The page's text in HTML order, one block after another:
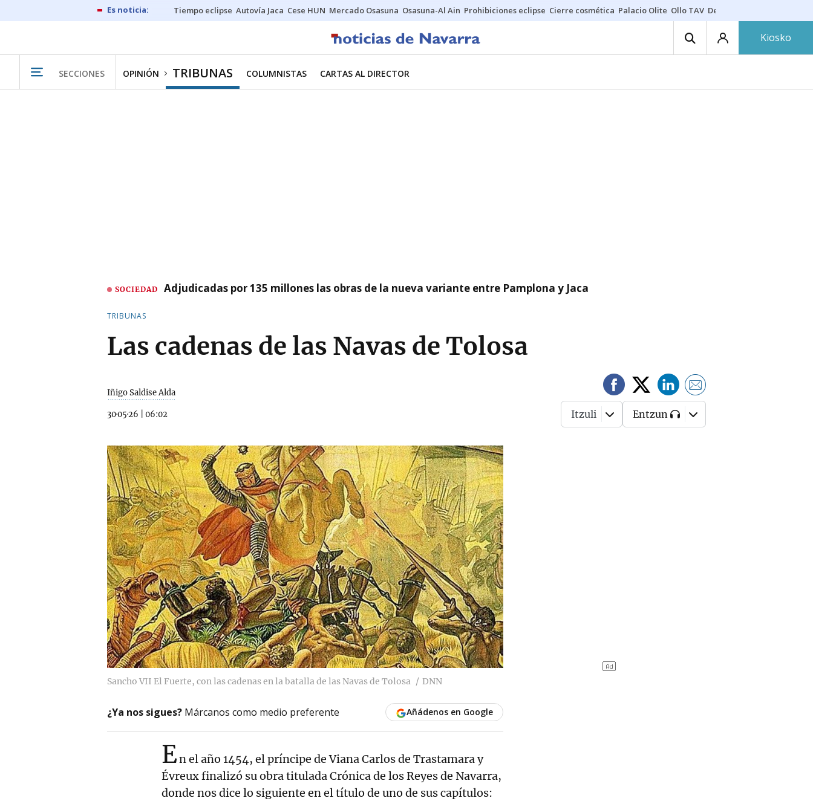
Tiempo eclipse Autovía Jaca Cese HUN Mercado Osasuna Osasuna-Al Ain Prohibiciones eclipse Cierre cosmética Palacio Olite Ollo TAV Derrama vecinos
Kiosko
SECCIONES OPINIÓN TRIBUNAS COLUMNISTAS CARTAS AL DIRECTOR
SOCIEDAD Adjudicadas por 135 millones las obras de la nueva variante entre Pamplona y Jaca
TRIBUNAS
Las cadenas de las Navas de Tolosa
Iñigo Saldise Alda
30·05·26 06:02 Itzuli Entzun
Sancho VII El Fuerte, con las cadenas en la batalla de las Navas de Tolosa DNN
¿Ya nos sigues? Márcanos como medio preferente Añádenos en Google
En el año 1454, el príncipe de Viana Carlos de Trastamara y
Évreux finalizó su obra titulada Crónica de los Reyes de Navarra,
donde nos dice lo siguiente en el título de uno de sus capítulos: